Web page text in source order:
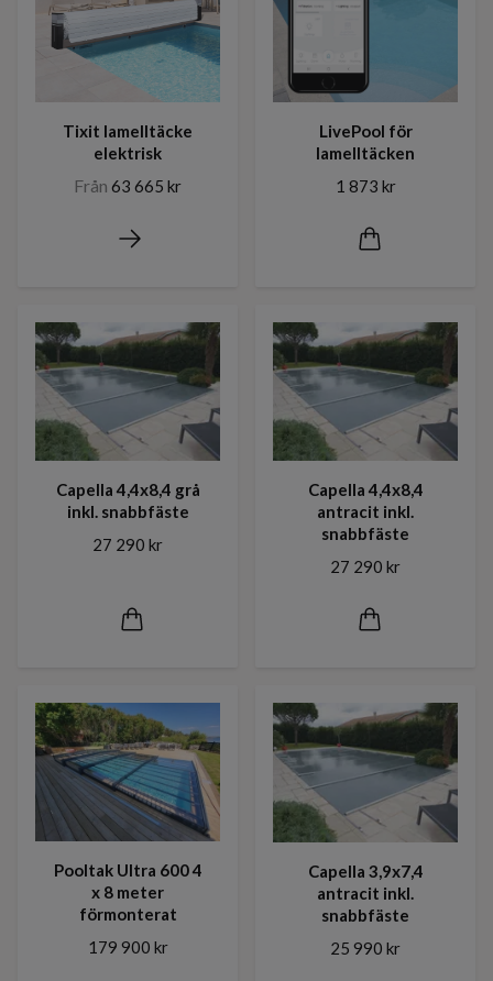
Tixit lamelltäcke
elektrisk
Från 63 665 kr
LivePool för
lamelltäcken
1 873 kr
Capella 4,4x8,4 grå
inkl. snabbfäste
27 290 kr
Capella 4,4x8,4
antracit inkl.
snabbfäste
27 290 kr
Pooltak Ultra 600 4
x 8 meter
förmonterat
179 900 kr
Capella 3,9x7,4
antracit inkl.
snabbfäste
25 990 kr